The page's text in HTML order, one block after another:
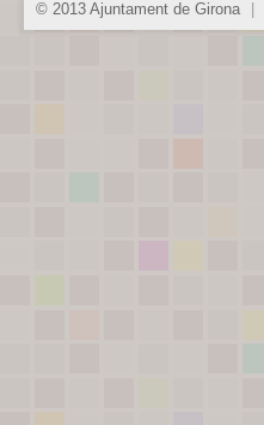
© 2013 Ajuntament de Girona